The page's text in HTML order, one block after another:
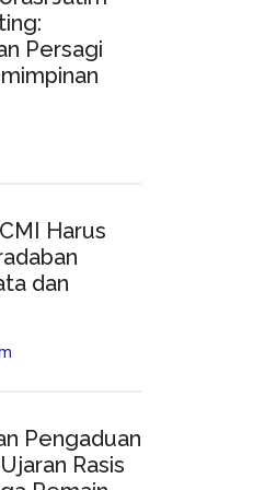
Persagi
Harus
dan
Pengaduan
Rasis